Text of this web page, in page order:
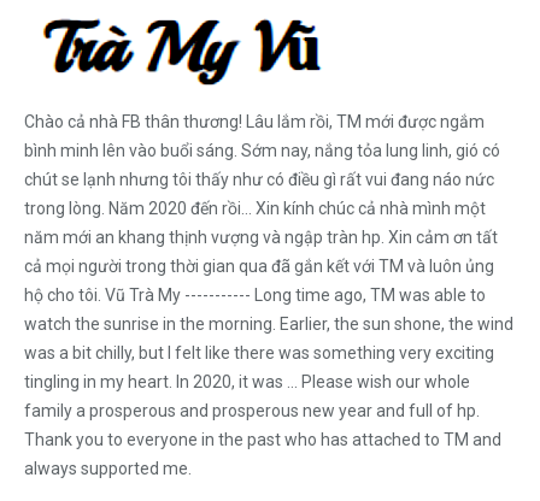
Chào cả nhà FB thân thương! Lâu lắm rồi, TM mới được ngắm
bình minh lên vào buổi sáng. Sớm nay, nắng tỏa lung linh, gió có
chút se lạnh nhưng tôi thấy như có điều gì rất vui đang náo nức
trong lòng. Năm 2020 đến rồi... Xin kính chúc cả nhà mình một
năm mới an khang thịnh vượng và ngập tràn hp. Xin cảm ơn tất
cả mọi người trong thời gian qua đã gắn kết với TM và luôn ủng
hộ cho tôi. Vũ Trà My ----------- Long time ago, TM was able to
watch the sunrise in the morning. Earlier, the sun shone, the wind
was a bit chilly, but I felt like there was something very exciting
tingling in my heart. In 2020, it was ... Please wish our whole
family a prosperous and prosperous new year and full of hp.
Thank you to everyone in the past who has attached to TM and
always supported me.